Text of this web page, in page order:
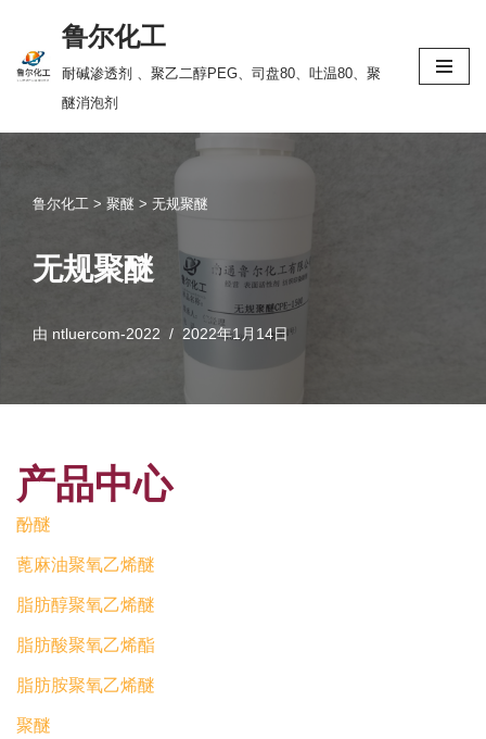
跳
鲁尔化工
耐碱渗透剂 、聚乙二醇PEG、司盘80、吐温80、聚
醚消泡剂
鲁尔化工 > 聚醚 > 无规聚醚
无规聚醚
由 ntluercom-2022 2022年1月14日
产品中心
酚醚
蓖麻油聚氧乙烯醚
脂肪醇聚氧乙烯醚
脂肪酸聚氧乙烯酯
脂肪胺聚氧乙烯醚
聚醚